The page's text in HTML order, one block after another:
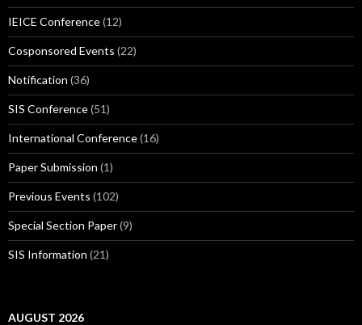
IEICE Conference(12)
Cosponsored Events (22)
Notification (36)
SIS Conference(51)
International Conference(16)
Paper Submission (1)
Previous Events (102)
Special Section Paper(9)
SIS Information (21)
AUGUST 2026